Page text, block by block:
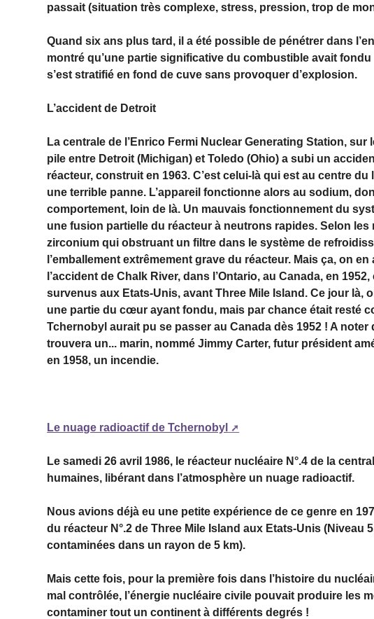
passait (situation très complexe, stress, pression, trop de
Quand six ans plus tard, il a été possible de pénétrer dans
montré qu’une partie significative du combustible avait
s’est stratifié en fond de cuve sans provoquer d’explosion.
L’accident de Detroit
La centrale de l’Enrico Fermi Nuclear Generating Station,
pile entre Detroit (Michigan) et Toledo (Ohio) a subi un
réacteur, construit en 1963. C’est celui-là qui est au centre
une terrible panne. L’appareil fonctionne alors au sodium,
comportement, loin de là. Un mauvais fonctionnement du
une fusion partielle du réacteur à neutrons rapides. Selon les
zirconium qui obstruant un filtre dans le système de
l’emballement extrêmement grave du réacteur. Mais ça, on
l’accident de Chalk River, dans l’Ontario, au Canada, en
survenus aux Etats-Unis, avant Three Mile Island. Ce jour là,
une partie du cœur ayant fondu, mais par chance était resté
Tchernobyl aurait pu se passer au Canada dès 1952 ! A
trouvera un... marin, nommé Jimmy Carter, futur président
en 1958, un incendie.
Le nuage radioactif de Tchernobyl
Le samedi 26 avril 1986, le réacteur nucléaire N°.4 de la
humaines, libérant dans l’atmosphère un nuage radioactif.
Nous avions déjà eu une petite expérience de ce genre en
du réacteur N°.2 de Three Mile Island aux Etats-Unis (Niveau
contaminées dans un rayon de 5 km).
Mais cette fois, pour la première fois dans l’histoire du
mal contrôlée, l’énergie nucléaire civile pouvait produire les
contaminer tout un continent à différents degrés !